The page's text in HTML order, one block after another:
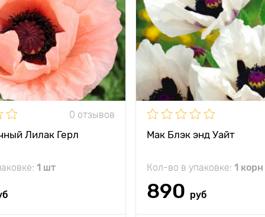
0 отзывов
Лилак Герл
1 шт
50 - 60 см
солнце
высокая
Как из сказки!
Мак Блэк энд Уайт
Кол-во в упаковке: 1 корн
890 руб
Растояние между
растениями
Местоположение
Особенности